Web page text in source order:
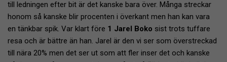
till ledningen efter bit är det kanske bara över. Många streckar
honom så kanske blir procenten i överkant men han kan vara
en tänkbar spik. Var klart före 1 Jarel Boko sist trots tuffare
resa och är bättre än han. Jarel är den vi ser som överstreckad
till nära 20% men det ser ut som att fler inser det och kanske